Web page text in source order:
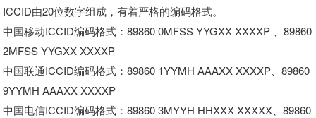
ICCID由20位数字组成，有着严格的编码格式。
中国移动ICCID编码格式：89860 0MFSS YYGXX XXXXP 、89860
2MFSS YYGXX XXXXP
中国联通ICCID编码格式：89860 1YYMH AAAXX XXXXP、89860
9YYMH AAAXX XXXXP
中国电信ICCID编码格式：89860 3MYYH HHXXX XXXXX、89860